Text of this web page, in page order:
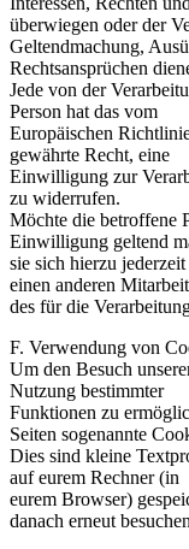
überwiegen oder der
Geltendmachung,
Rechtsansprüchen
Jede von der
Person hat das vom
Europäischen
gewährte Recht, eine
Einwilligung zur
zu widerrufen.
Möchte die betroffene
Einwilligung geltend
sie sich hierzu
einen anderen
des für die
F. Verwendung von
Um den Besuch
Nutzung bestimmter
Funktionen zu
Seiten sogenannte
Dies sind kleine
auf eurem Rechner (in
eurem Browser)
danach erneut